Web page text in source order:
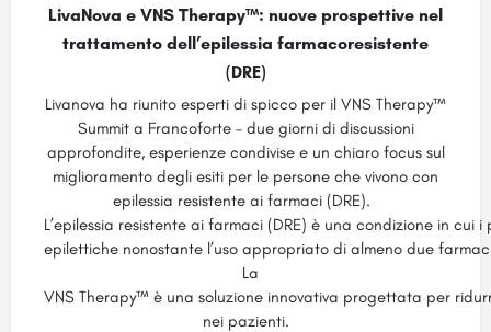
LivaNova e VNS Therapy™: nuove prospettive nel
trattamento dell’epilessia farmacoresistente
(DRE)
Livanova ha riunito esperti di spicco per il VNS Therapy™
Summit a Francoforte – due giorni di discussioni
approfondite, esperienze condivise e un chiaro focus sul
miglioramento degli esiti per le persone che vivono con
epilessia resistente ai farmaci (DRE).
L’epilessia resistente ai farmaci (DRE) è una condizione in
epilettiche nonostante l’uso appropriato di almeno due
La
VNS Therapy™ è una soluzione innovativa progettata per
nei pazienti.